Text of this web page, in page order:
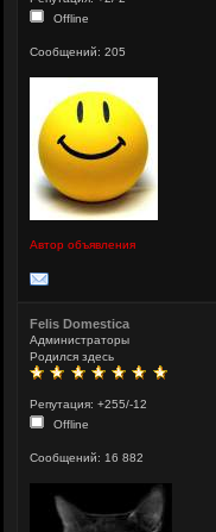
Offline
Сообщений: 205
Автор объявления
Felis Domestica
Администраторы
Родился здесь
Репутация: +255/-12
Offline
Сообщений: 16 882